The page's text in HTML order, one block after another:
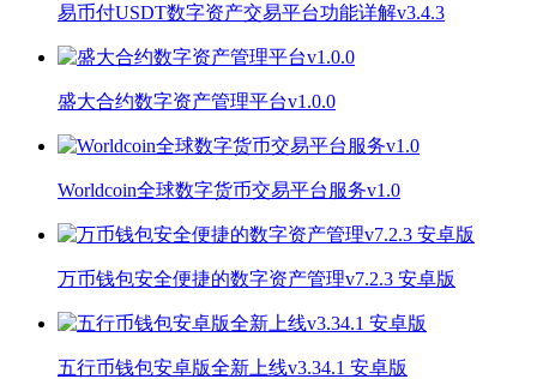
易币付USDT数字资产交易平台功能详解v3.4.3
盛大合约数字资产管理平台v1.0.0
Worldcoin全球数字货币交易平台服务v1.0
万币钱包安全便捷的数字资产管理v7.2.3 安卓版
五行币钱包安卓版全新上线v3.34.1 安卓版